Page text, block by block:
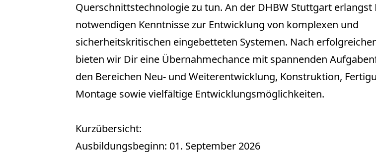
Querschnittstechnologie zu tun. An der DHBW Stuttgart erlangst
notwendigen Kenntnisse zur Entwicklung von komplexen und
sicherheitskritischen eingebetteten Systemen. Nach
bieten wir Dir eine Übernahmechance mit spannenden
den Bereichen Neu- und Weiterentwicklung, Konstruktion,
Montage sowie vielfältige Entwicklungsmöglichkeiten.
Kurzübersicht:
Ausbildungsbeginn: 01. September 2026